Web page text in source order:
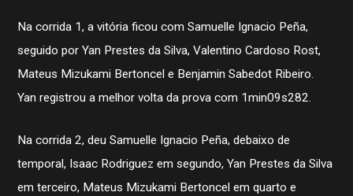
Na corrida 1, a vitória ficou com Samuelle Ignacio Peña,
seguido por Yan Prestes da Silva, Valentino Cardoso Rost,
Mateus Mizukami Bertoncel e Benjamin Sabedot Ribeiro.
Yan registrou a melhor volta da prova com 1min09s282.
Na corrida 2, deu Samuelle Ignacio Peña, debaixo de
temporal, Isaac Rodriguez em segundo, Yan Prestes da Silva
em terceiro, Mateus Mizukami Bertoncel em quarto e